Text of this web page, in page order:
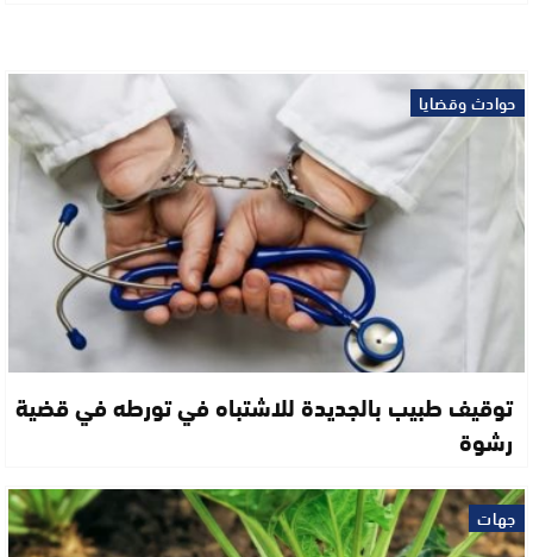
حوادث وقضايا
توقيف طبيب بالجديدة للاشتباه في تورطه في قضية
رشوة
جهات